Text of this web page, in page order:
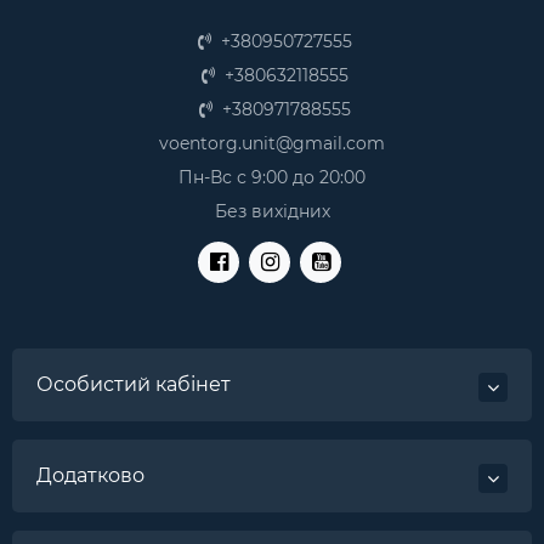
одягу забезпечує повну свободу рухів, що
особливо важливо у польових умовах;
Стійкість до навантажень – за рахунок посилених
швів та спеціальних вставок, будь-який
військовий кітель купити який ви можете у нас,
Придбаний військовий одяг зможе прослужити вам
не один рік, навіть якщо ви постійно
використовуватимете його, в тому числі, в умовах
непроста військово-політична ситуація призвела до
стрімкого зростання популярності військового одягу.
військового обмундирування.
+380950727555
+380632118555
+380971788555
voentorg.unit@gmail.com
Пн-Вс с 9:00 до 20:00
Без вихідних
Особистий кабінет
Додатково